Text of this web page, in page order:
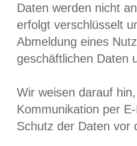
Daten werden nicht
erfolgt verschlüsselt
Abmeldung eines
geschäftlichen Daten
Wir weisen darauf
Kommunikation per
Schutz der Daten vor